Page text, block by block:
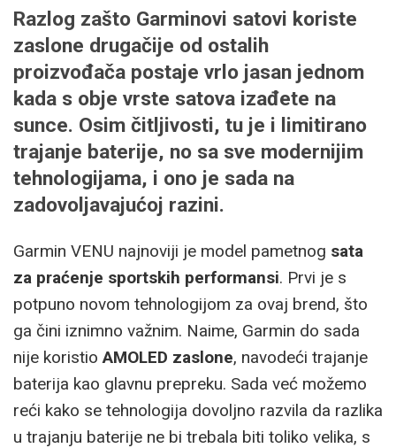
Razlog zašto Garminovi satovi koriste
zaslone drugačije od ostalih
proizvođača postaje vrlo jasan jednom
kada s obje vrste satova izađete na
sunce. Osim čitljivosti, tu je i limitirano
trajanje baterije, no sa sve modernijim
tehnologijama, i ono je sada na
zadovoljavajućoj razini.
Garmin VENU najnoviji je model pametnog sata
za praćenje sportskih performansi. Prvi je s
potpuno novom tehnologijom za ovaj brend, što
ga čini iznimno važnim. Naime, Garmin do sada
nije koristioAMOLED zaslone, navodeći trajanje
baterija kao glavnu prepreku. Sada već možemo
reći kako se tehnologija dovoljno razvila da razlika
u trajanju baterije ne bi trebala biti toliko velika, s